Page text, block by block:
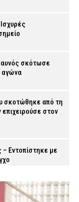
σκότωσε
αγώνα
σκοτώθηκε από τη
στον
Εντοπίστηκε με
το αιολικό